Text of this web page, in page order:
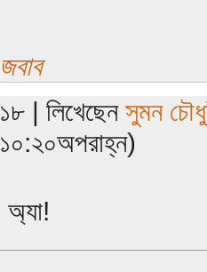
জবাব
১৮ | লিখেছেন সুমন
১০:২০অপরাহ্ন)
অ্যা!